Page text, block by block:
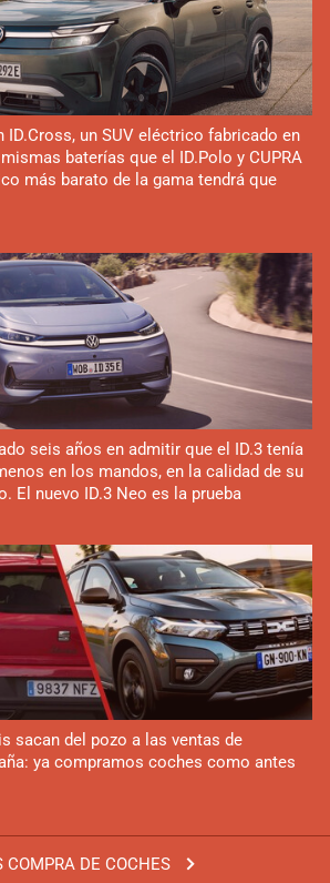
COMPRA DE COCHES
ID.Cross, un SUV eléctrico fabricado en
baterías que el ID.Polo y CUPRA
más barato de la gama tendrá que
seis años en admitir que el ID.3 tenía
en los mandos, en la calidad de su
El nuevo ID.3 Neo es la prueba
sacan del pozo a las ventas de
ya compramos coches como antes